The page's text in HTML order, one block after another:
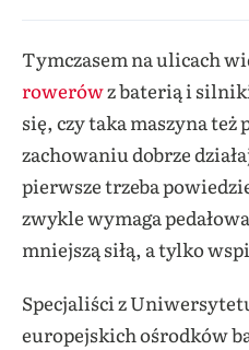
Tymczasem na ulicach
rowerówz baterią i
się, czy taka maszyna
zachowaniu dobrze
pierwsze trzeba
zwykle wymaga
mniejszą siłą, a tylko
Specjaliści z
europejskich ośrodków